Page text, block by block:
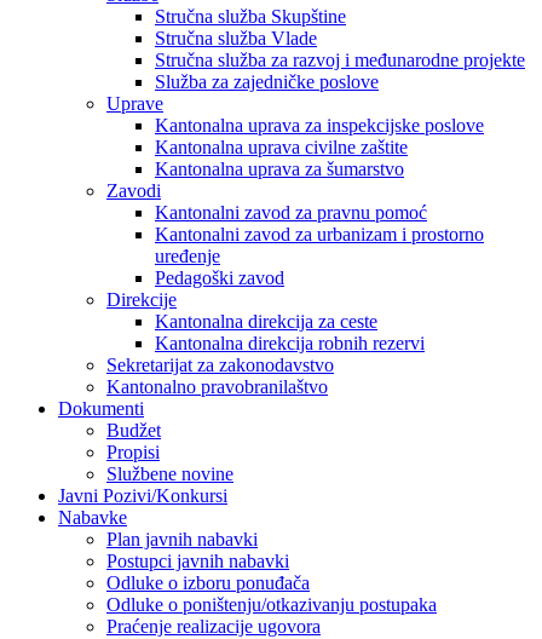
Stručna služba Skupštine
Stručna služba Vlade
Stručna služba za razvoj i međunarodne projekte
Služba za zajedničke poslove
Uprave
Kantonalna uprava za inspekcijske poslove
Kantonalna uprava civilne zaštite
Kantonalna uprava za šumarstvo
Zavodi
Kantonalni zavod za pravnu pomoć
Kantonalni zavod za urbanizam i prostorno
uređenje
Pedagoški zavod
Direkcije
Kantonalna direkcija za ceste
Kantonalna direkcija robnih rezervi
Sekretarijat za zakonodavstvo
Kantonalno pravobranilaštvo
Dokumenti
Budžet
Propisi
Službene novine
Javni Pozivi/Konkursi
Nabavke
Plan javnih nabavki
Postupci javnih nabavki
Odluke o izboru ponuđača
Odluke o poništenju/otkazivanju postupaka
Praćenje realizacije ugovora